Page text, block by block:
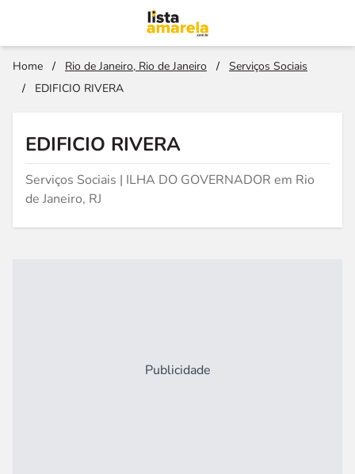
Home / Rio de Janeiro, Rio de Janeiro /
Serviços Sociais
/
EDIFICIO RIVERA
EDIFICIO RIVERA
Serviços Sociais | ILHA DO GOVERNADOR em Rio
de Janeiro, RJ
Publicidade